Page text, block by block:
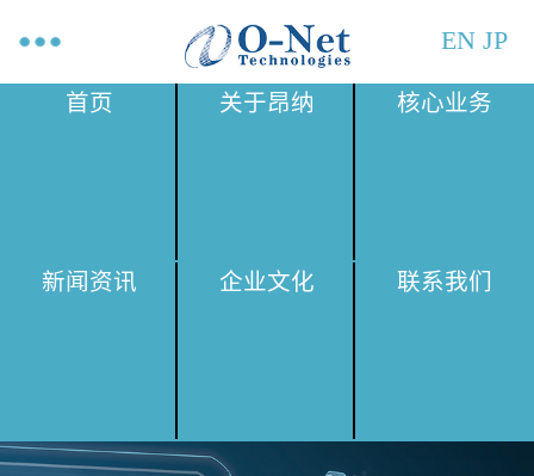
EN JP
首页 关于昂纳 核心业务
新闻资讯 企业文化 联系我们